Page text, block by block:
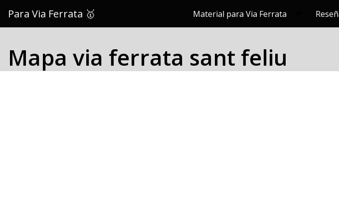
contenido
Para Via Ferrata 🥇 Material para Via Ferrata
Mapa via ferrata sant feliu